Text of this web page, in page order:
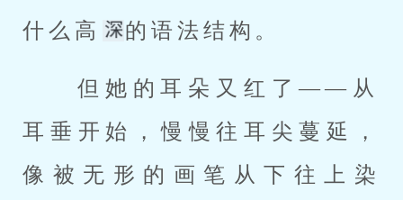
什么高
的语法结构。
但她的耳朵又红了——从
耳垂开始，慢慢往耳尖蔓延，
像被无形的画笔从下往上染